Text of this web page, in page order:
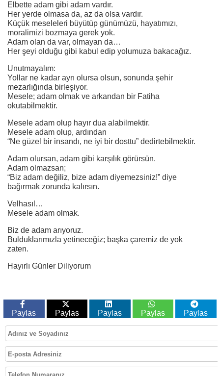
Elbette adam gibi adam vardır.
Her yerde olmasa da, az da olsa vardır.
Küçük meseleleri büyütüp günümüzü, hayatımızı,
moralimizi bozmaya gerek yok.
Adam olan da var, olmayan da…
Her şeyi olduğu gibi kabul edip yolumuza bakacağız.
Unutmayalım:
Yollar ne kadar ayrı olursa olsun, sonunda şehir
mezarlığında birleşiyor.
Mesele; adam olmak ve arkandan bir Fatiha
okutabilmektir.
Mesele adam olup hayır dua alabilmektir.
Mesele adam olup, ardından
“Ne güzel bir insandı, ne iyi bir dosttu” dedirtebilmektir.
Adam olursan, adam gibi karşılık görürsün.
Adam olmazsan;
“Biz adam değiliz, bize adam diyemezsiniz!” diye
bağırmak zorunda kalırsın.
Velhasıl…
Mesele adam olmak.
Biz de adam arıyoruz.
Bulduklarımızla yetineceğiz; başka çaremiz de yok
zaten.
Hayırlı Günler Diliyorum
Paylas Paylas Paylas Paylas Paylas